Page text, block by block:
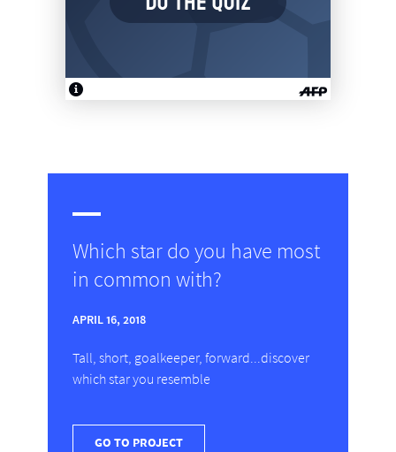
Which star do you have most
in common with?
APRIL 16, 2018
Tall, short, goalkeeper, forward...discover
which star you resemble
GO TO PROJECT